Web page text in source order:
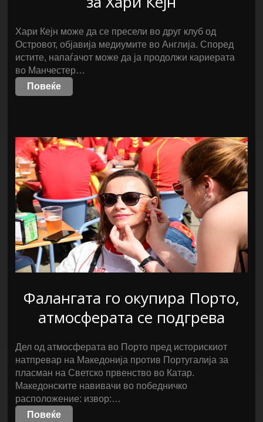
Хари Кејн може да се пресели во друг клуб од
Островот, објавија медиумите во Англија. Според
истите, напаѓачот може да ја продолжи кариерата
во Манчестер…
Повеќе
Фалангата го окупира Порто,
атмосферата се подгрева
Дел од атмосферата во Порто пред историскиот
натпревар на Македонија против Португалија за
пласман на Светско првенство во Катар.
Македонските навивачи во победничко
расположение: извор:…
Повеќе